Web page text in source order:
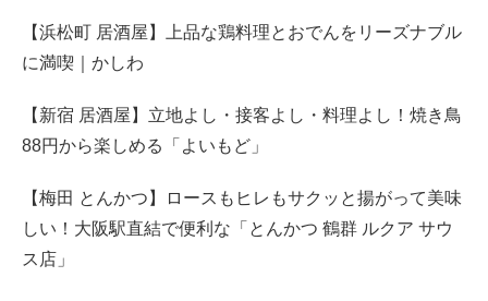
【浜松町 居酒屋】上品な鶏料理とおでんをリーズナブル
に満喫｜かしわ
【新宿 居酒屋】立地よし・接客よし・料理よし！焼き鳥
88円から楽しめる「よいもど」
【梅田 とんかつ】ロースもヒレもサクッと揚がって美味
しい！大阪駅直結で便利な「とんかつ 鶴群 ルクア サウ
ス店」